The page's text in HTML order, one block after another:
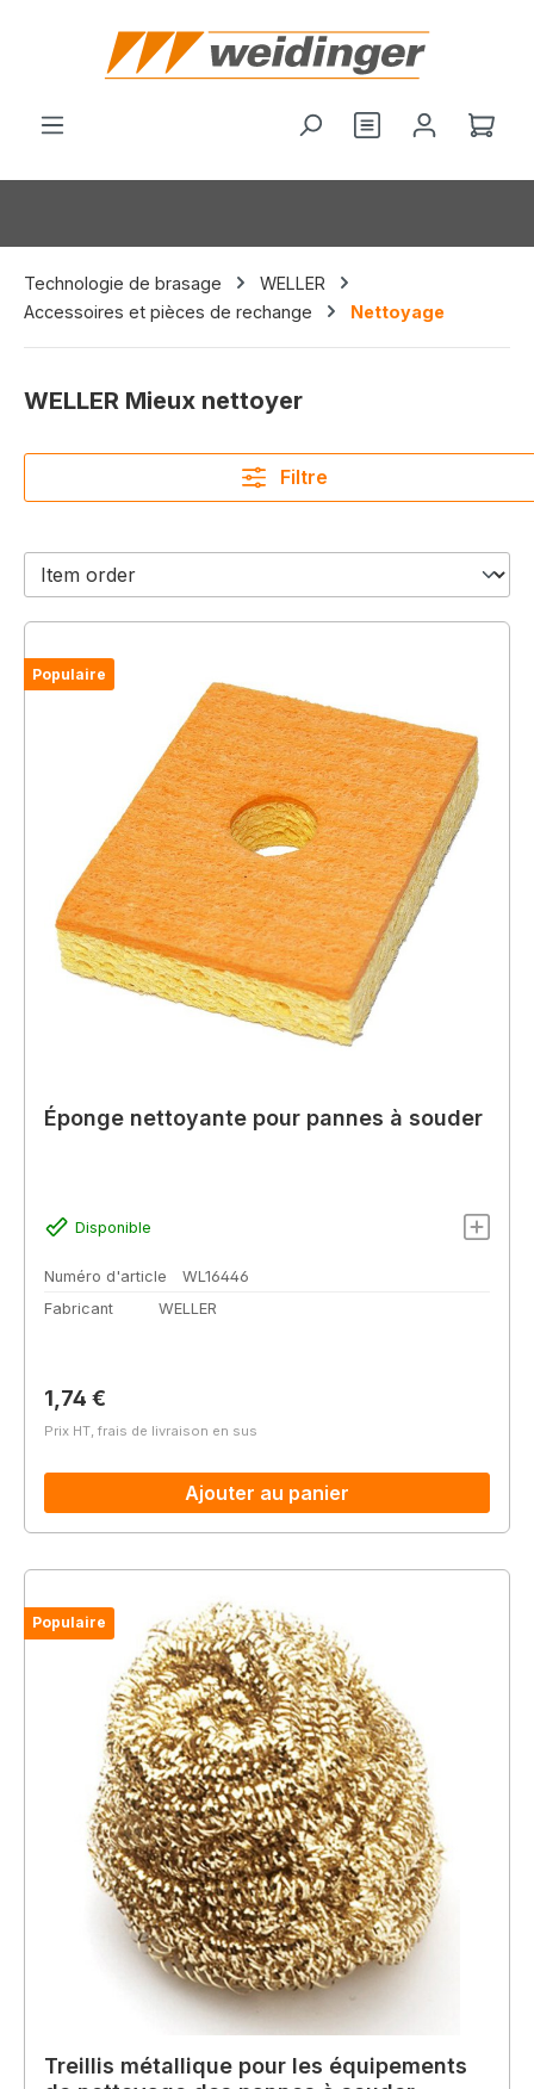
principal
Vous avez 0Le
Technologie de brasage
WELLER
Accessoires et pièces de rechange
Nettoyage
WELLER Mieux nettoyer
Filtre
Populaire
Éponge nettoyante pour pannes à souder
Disponible
Numéro d'article
WL16446
Fabricant
WELLER
Prix régulier :
1,74 €
Prix HT, frais de livraison en sus
Ajouter au panier
Populaire
Treillis métallique pour les équipements